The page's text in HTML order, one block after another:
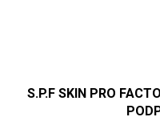
S.P.F SKIN PRO